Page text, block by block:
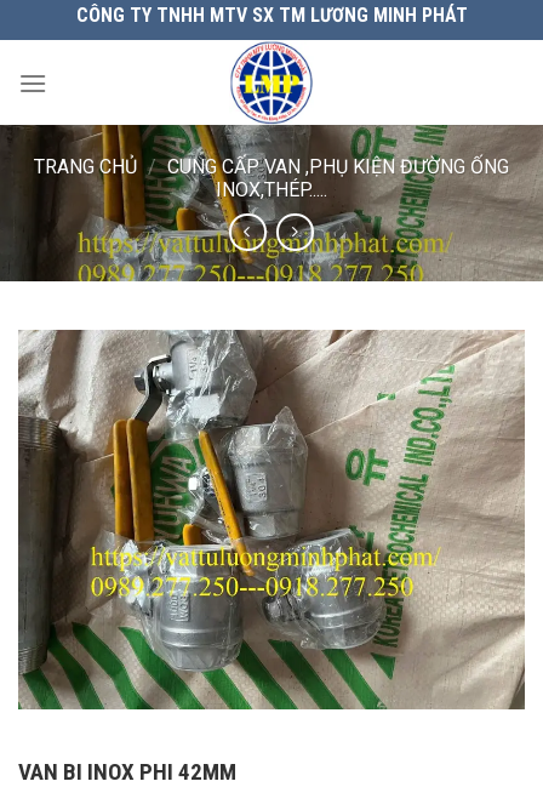
đến
nội
CÔNG TY TNHH MTV SX TM LƯƠNG MINH PHÁT
TRANG CHỦ / CUNG CẤP VAN ,PHỤ KIỆN ĐƯỜNG ỐNG
INOX,THÉP.....
VAN BI INOX PHI 42MM